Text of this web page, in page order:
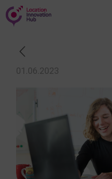
01.06.2023